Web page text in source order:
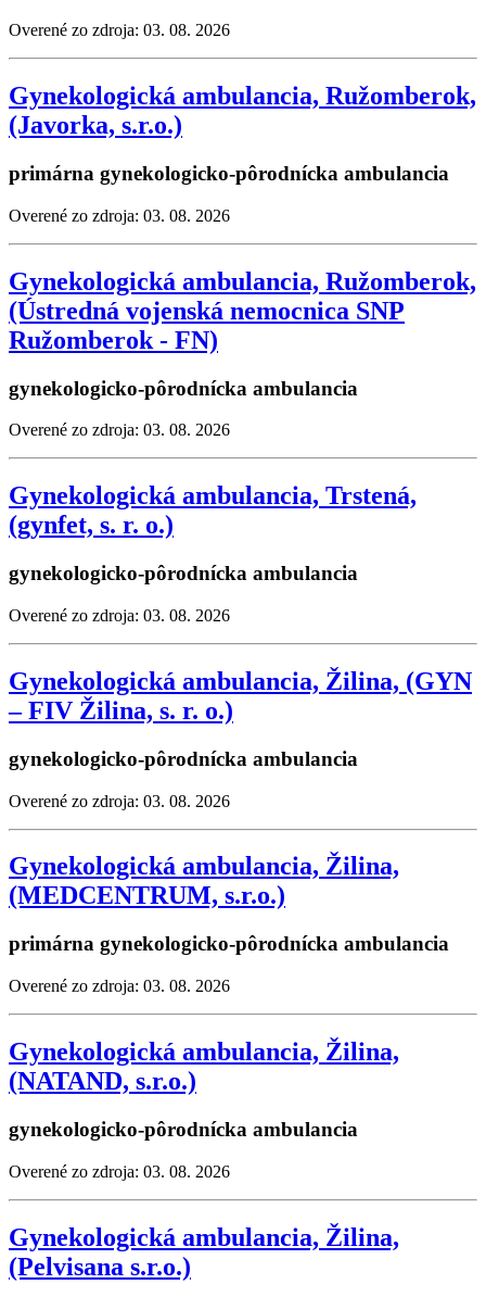
Overené zo zdroja: 03. 08. 2026
Gynekologická ambulancia, Ružomberok,
(Javorka, s.r.o.)
primárna gynekologicko-pôrodnícka ambulancia
Overené zo zdroja: 03. 08. 2026
Gynekologická ambulancia, Ružomberok,
(Ústredná vojenská nemocnica SNP
Ružomberok - FN)
gynekologicko-pôrodnícka ambulancia
Overené zo zdroja: 03. 08. 2026
Gynekologická ambulancia, Trstená,
(gynfet, s. r. o.)
gynekologicko-pôrodnícka ambulancia
Overené zo zdroja: 03. 08. 2026
Gynekologická ambulancia, Žilina, (GYN
– FIV Žilina, s. r. o.)
gynekologicko-pôrodnícka ambulancia
Overené zo zdroja: 03. 08. 2026
Gynekologická ambulancia, Žilina,
(MEDCENTRUM, s.r.o.)
primárna gynekologicko-pôrodnícka ambulancia
Overené zo zdroja: 03. 08. 2026
Gynekologická ambulancia, Žilina,
(NATAND, s.r.o.)
gynekologicko-pôrodnícka ambulancia
Overené zo zdroja: 03. 08. 2026
Gynekologická ambulancia, Žilina,
(Pelvisana s.r.o.)